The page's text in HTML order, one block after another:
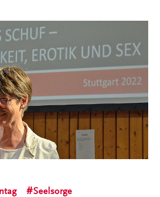
Seelsorge